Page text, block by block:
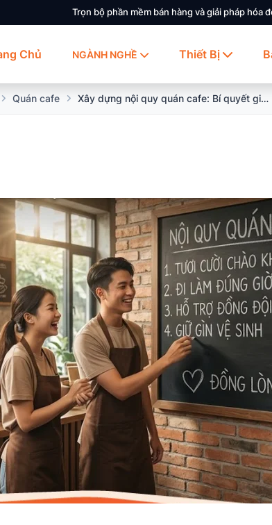
Trọn bộ phần mềm bán hàng và giải pháp hóa
Chủ NGÀNH NGHỀ Thiết Bị
Quán cafe Xây dựng nội quy quán cafe: Bí quyết giữ kỷ luật mà nhân viên vẫn vui vẻ